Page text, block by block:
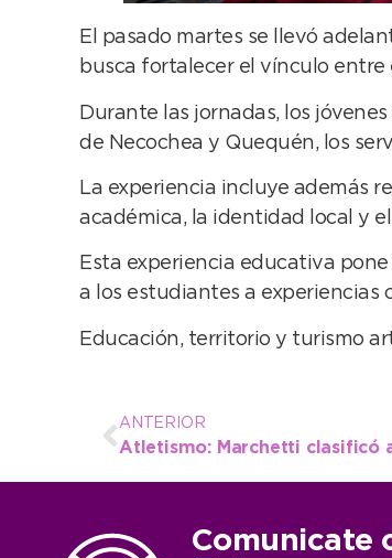
El pasado martes se llevó
busca fortalecer el vínculo
Durante las jornadas, los
de Necochea y Quequén, los
La experiencia incluye además
académica, la identidad local y
Esta experiencia educativa
a los estudiantes a experiencias
Educación, territorio y turismo
ANTERIOR
Comunicate